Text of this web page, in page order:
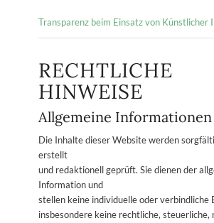
Transparenz beim Einsatz von Künstlicher
RECHTLICHE
HINWEISE
Allgemeine Informationen
Die Inhalte dieser Website werden
erstellt
und redaktionell geprüft. Sie dienen der
Information und
stellen keine individuelle oder verbindliche
insbesondere keine rechtliche, steuerliche,